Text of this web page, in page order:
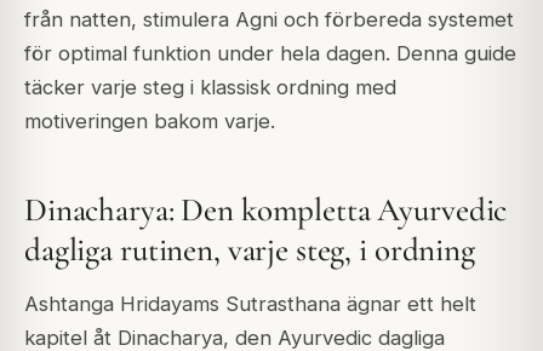
från natten, stimulera Agni och förbereda systemet
för optimal funktion under hela dagen. Denna guide
täcker varje steg i klassisk ordning med
motiveringen bakom varje.
Dinacharya: Den kompletta Ayurvedic
dagliga rutinen, varje steg, i ordning
Ashtanga Hridayams Sutrasthana ägnar ett helt
kapitel åt Dinacharya, den Ayurvedic dagliga